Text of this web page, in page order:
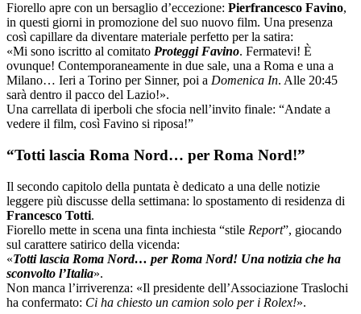
Fiorello apre con un bersaglio d’eccezione: Pierfrancesco Favino,
in questi giorni in promozione del suo nuovo film. Una presenza
così capillare da diventare materiale perfetto per la satira:
«Mi sono iscritto al comitato Proteggi Favino. Fermatevi! È
ovunque! Contemporaneamente in due sale, una a Roma e una a
Milano… Ieri a Torino per Sinner, poi a Domenica In. Alle 20:45
sarà dentro il pacco del Lazio!».
Una carrellata di iperboli che sfocia nell’invito finale: “Andate a
vedere il film, così Favino si riposa!”
“Totti lascia Roma Nord… per Roma Nord!”
Il secondo capitolo della puntata è dedicato a una delle notizie
leggere più discusse della settimana: lo spostamento di residenza di
Francesco Totti.
Fiorello mette in scena una finta inchiesta “stile Report”, giocando
sul carattere satirico della vicenda:
«Totti lascia Roma Nord… per Roma Nord! Una notizia che ha
sconvolto l’Italia».
Non manca l’irriverenza: «Il presidente dell’Associazione Traslochi
ha confermato: Ci ha chiesto un camion solo per i Rolex!».